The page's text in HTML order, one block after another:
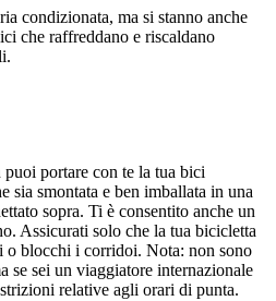
condizionata, ma si stanno anche
che raffreddano e riscaldano
portare con te la tua bici
sia smontata e ben imballata in una
sopra. Ti è consentito anche un
Assicurati solo che la tua bicicletta
blocchi i corridoi. Nota: non sono
se sei un viaggiatore internazionale
relative agli orari di punta.